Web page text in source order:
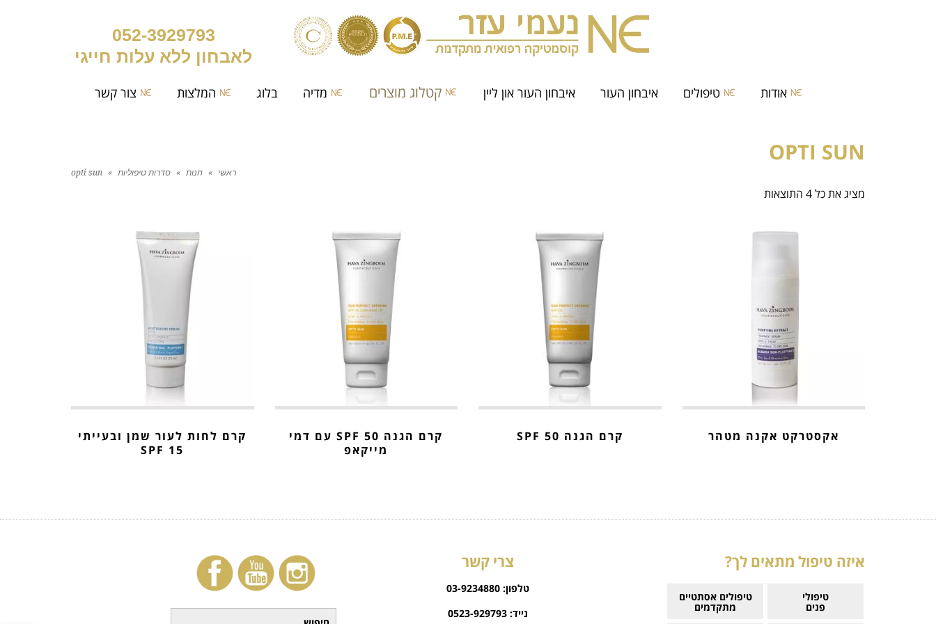
052-3929793
לאבחון ללא עלות חייגי
אודות טיפולים איבחון העור איבחון העור און ליין קטלוג מוצרים מדיה בלוג המלצות צור קשר
OPTI SUN
ראשי » חנות » סדרות טיפוליות »
opti sun
מציג את כל 4 התוצאות
אקסטרקט אקנה מטהר קרם הגנה 50 SPF
קרם הגנה 50 SPF עם דמי
מייקאפ
קרם לחות לעור שמן ובעייתי
15 SPF
איזה טיפול מתאים לך?
טיפולי
פנים
טיפולים אסתטיים
מתקדמים
צרי קשר
טלפון:03-9234880
נייד:0523-929793